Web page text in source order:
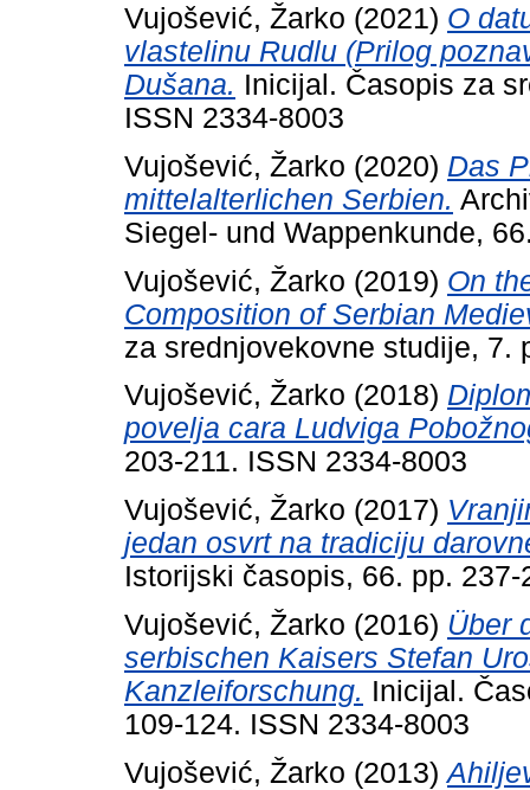
Vujošević, Žarko (2021) O
vlastelinu Rudlu (Prilog
Dušana. Inicijal. Časopis za
ISSN 2334-8003
Vujošević, Žarko (2020) Das
mittelalterlichen Serbien.
Siegel- und Wappenkunde,
Vujošević, Žarko (2019) On
Composition of Serbian
za srednjovekovne studije, 7.
Vujošević, Žarko (2018)
povelja cara Ludviga
203-211. ISSN 2334-8003
Vujošević, Žarko (2017)
jedan osvrt na tradiciju
Istorijski časopis, 66. pp.
Vujošević, Žarko (2016) Über
serbischen Kaisers Stefan
Kanzleiforschung. Inicijal.
109-124. ISSN 2334-8003
Vujošević, Žarko (2013)